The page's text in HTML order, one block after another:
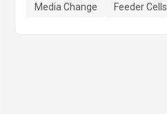
Media Change
Feeder Cells